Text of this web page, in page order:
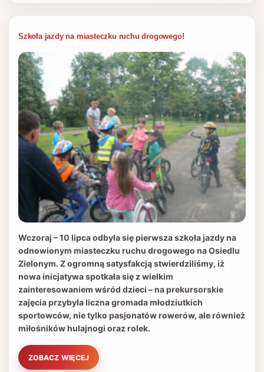
Szkoła jazdy na miasteczku ruchu drogowego!
Wczoraj – 10 lipca odbyła się pierwsza szkoła jazdy na
odnowionym miasteczku ruchu drogowego na Osiedlu
Zielonym. Z ogromną satysfakcją stwierdziliśmy, iż
nowa inicjatywa spotkała się z wielkim
zainteresowaniem wśród dzieci – na prekursorskie
zajęcia przybyła liczna gromada młodziutkich
sportowców, nie tylko pasjonatów rowerów, ale również
miłośników hulajnogi oraz rolek.
ZOBACZ WIĘCEJ